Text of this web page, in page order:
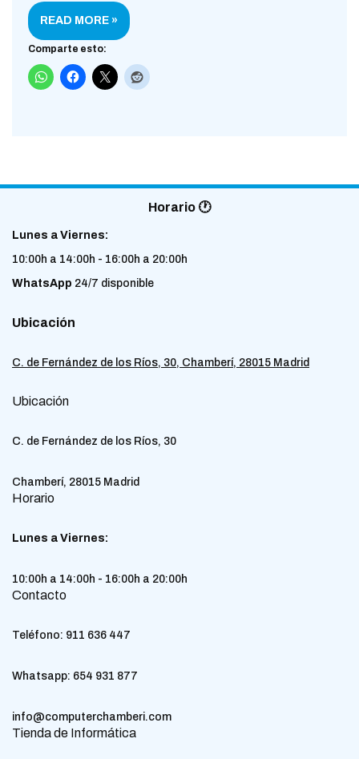
READ MORE »
Comparte esto:
Horario 🕐
Lunes a Viernes:
10:00h a 14:00h - 16:00h a 20:00h
WhatsApp 24/7 disponible
Ubicación
C. de Fernández de los Ríos, 30, Chamberí, 28015 Madrid
Ubicación
C. de Fernández de los Ríos, 30
Chamberí, 28015 Madrid
Horario
Lunes a Viernes:
10:00h a 14:00h - 16:00h a 20:00h
Contacto
Teléfono: 911 636 447
Whatsapp: 654 931 877
info@computerchamberi.com
Tienda de Informática